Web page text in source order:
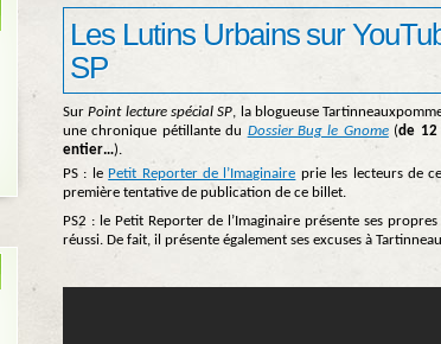
Les Lutins Urbains sur
SP
SurPoint lecture spécial SP, la blogueuse
une chronique pétillante du Dossier Bug le Gnome(de 12
entier…).
PS : le Petit Reporter de l’Imaginaire prie les lecteurs de
première tentative de publication de ce billet.
PS2 : le Petit Reporter de l’Imaginaire présente ses
réussi. De fait, il présente également ses excuses à